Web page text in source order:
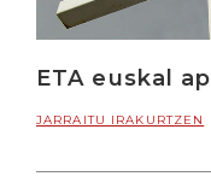
ETA euskal
JARRAITU IRAKURTZEN